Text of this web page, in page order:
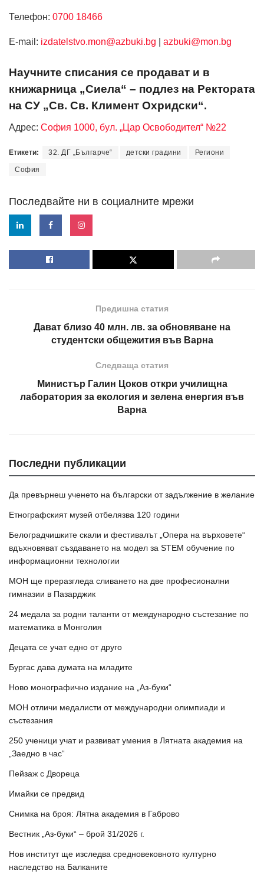
Телефон: 0700 18466
Е-mail: izdatelstvo.mon@azbuki.bg azbuki@mon.bg
Научните списания се продават и в
книжарница „Сиела“ – подлез на Ректората
на СУ „Св. Св. Климент Охридски“.
Адрес: София 1000, бул. „Цар Освободител“ №22
Етикети: 32. ДГ „Българче“ детски градини Региони
София
Последвайте ни в социалните мрежи
Предишна статия
Дават близо 40 млн. лв. за обновяване на
студентски общежития във Варна
Следваща статия
Министър Галин Цоков откри училищна
лаборатория за екология и зелена енергия във
Варна
Последни публикации
Да превърнеш ученето на български от задължение в желание
Етнографският музей отбелязва 120 години
Белоградчишките скали и фестивалът „Опера на върховете“
вдъхновяват създаването на модел за STEM обучение по
информационни технологии
МОН ще преразгледа сливането на две професионални
гимназии в Пазарджик
24 медала за родни таланти от международно състезание по
математика в Монголия
Децата се учат едно от друго
Бургас дава думата на младите
Ново монографично издание на „Аз-буки“
МОН отличи медалисти от международни олимпиади и
състезания
250 ученици учат и развиват умения в Лятната академия на
„Заедно в час“
Пейзаж с Двореца
Имайки се предвид
Снимка на броя: Лятна академия в Габрово
Вестник „Аз-буки“ – брой 31/2026 г.
Нов институт ще изследва средновековното културно
наследство на Балканите